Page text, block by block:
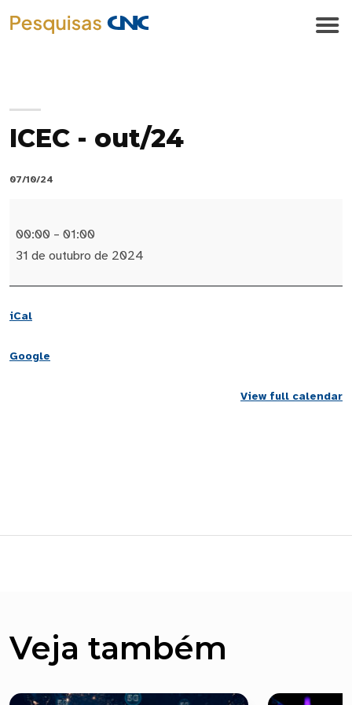
ICEC - out/24
07/10/24
00:00 – 01:00
31 de outubro de 2024
iCal
Google
View full calendar
Veja também